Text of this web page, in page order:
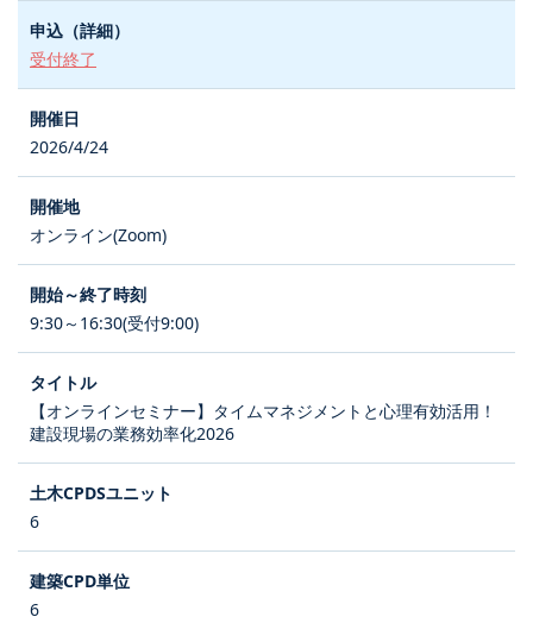
受付終了
2026/4/24
オンライン(Zoom)
9:30～16:30(受付9:00)
【オンラインセミナー】タイムマネジメントと心理有効活用！
建設現場の業務効率化2026
6
6